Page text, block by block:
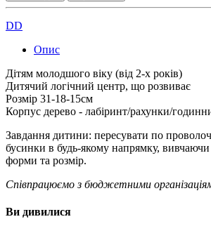
DD
Опис
Дітям молодшого віку (від 2-х років)
Дитячий логічний центр, що розвиває
Розмір 31-18-15см
Корпус дерево - лабіринт/рахунки/
Завдання дитини: пересувати по
бусинки в будь-якому напрямку,
форми та розмір.
Співпрацюємо з бюджетними
Ви дивилися